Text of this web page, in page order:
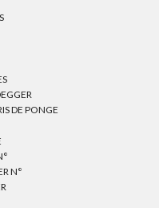
DE PONGE
N°